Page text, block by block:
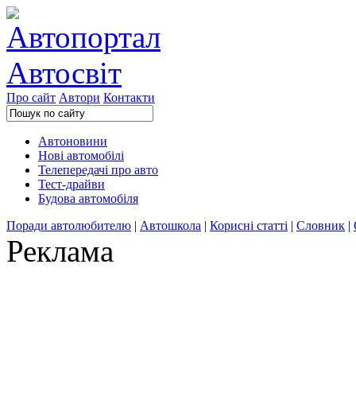
Про сайт Автори Контакти
Автоновини
Нові автомобілі
Телепередачі про авто
Тест-драйви
Будова автомобіля
Поради автолюбителю | Автошкола | Корисні статті | Словник |
Реклама